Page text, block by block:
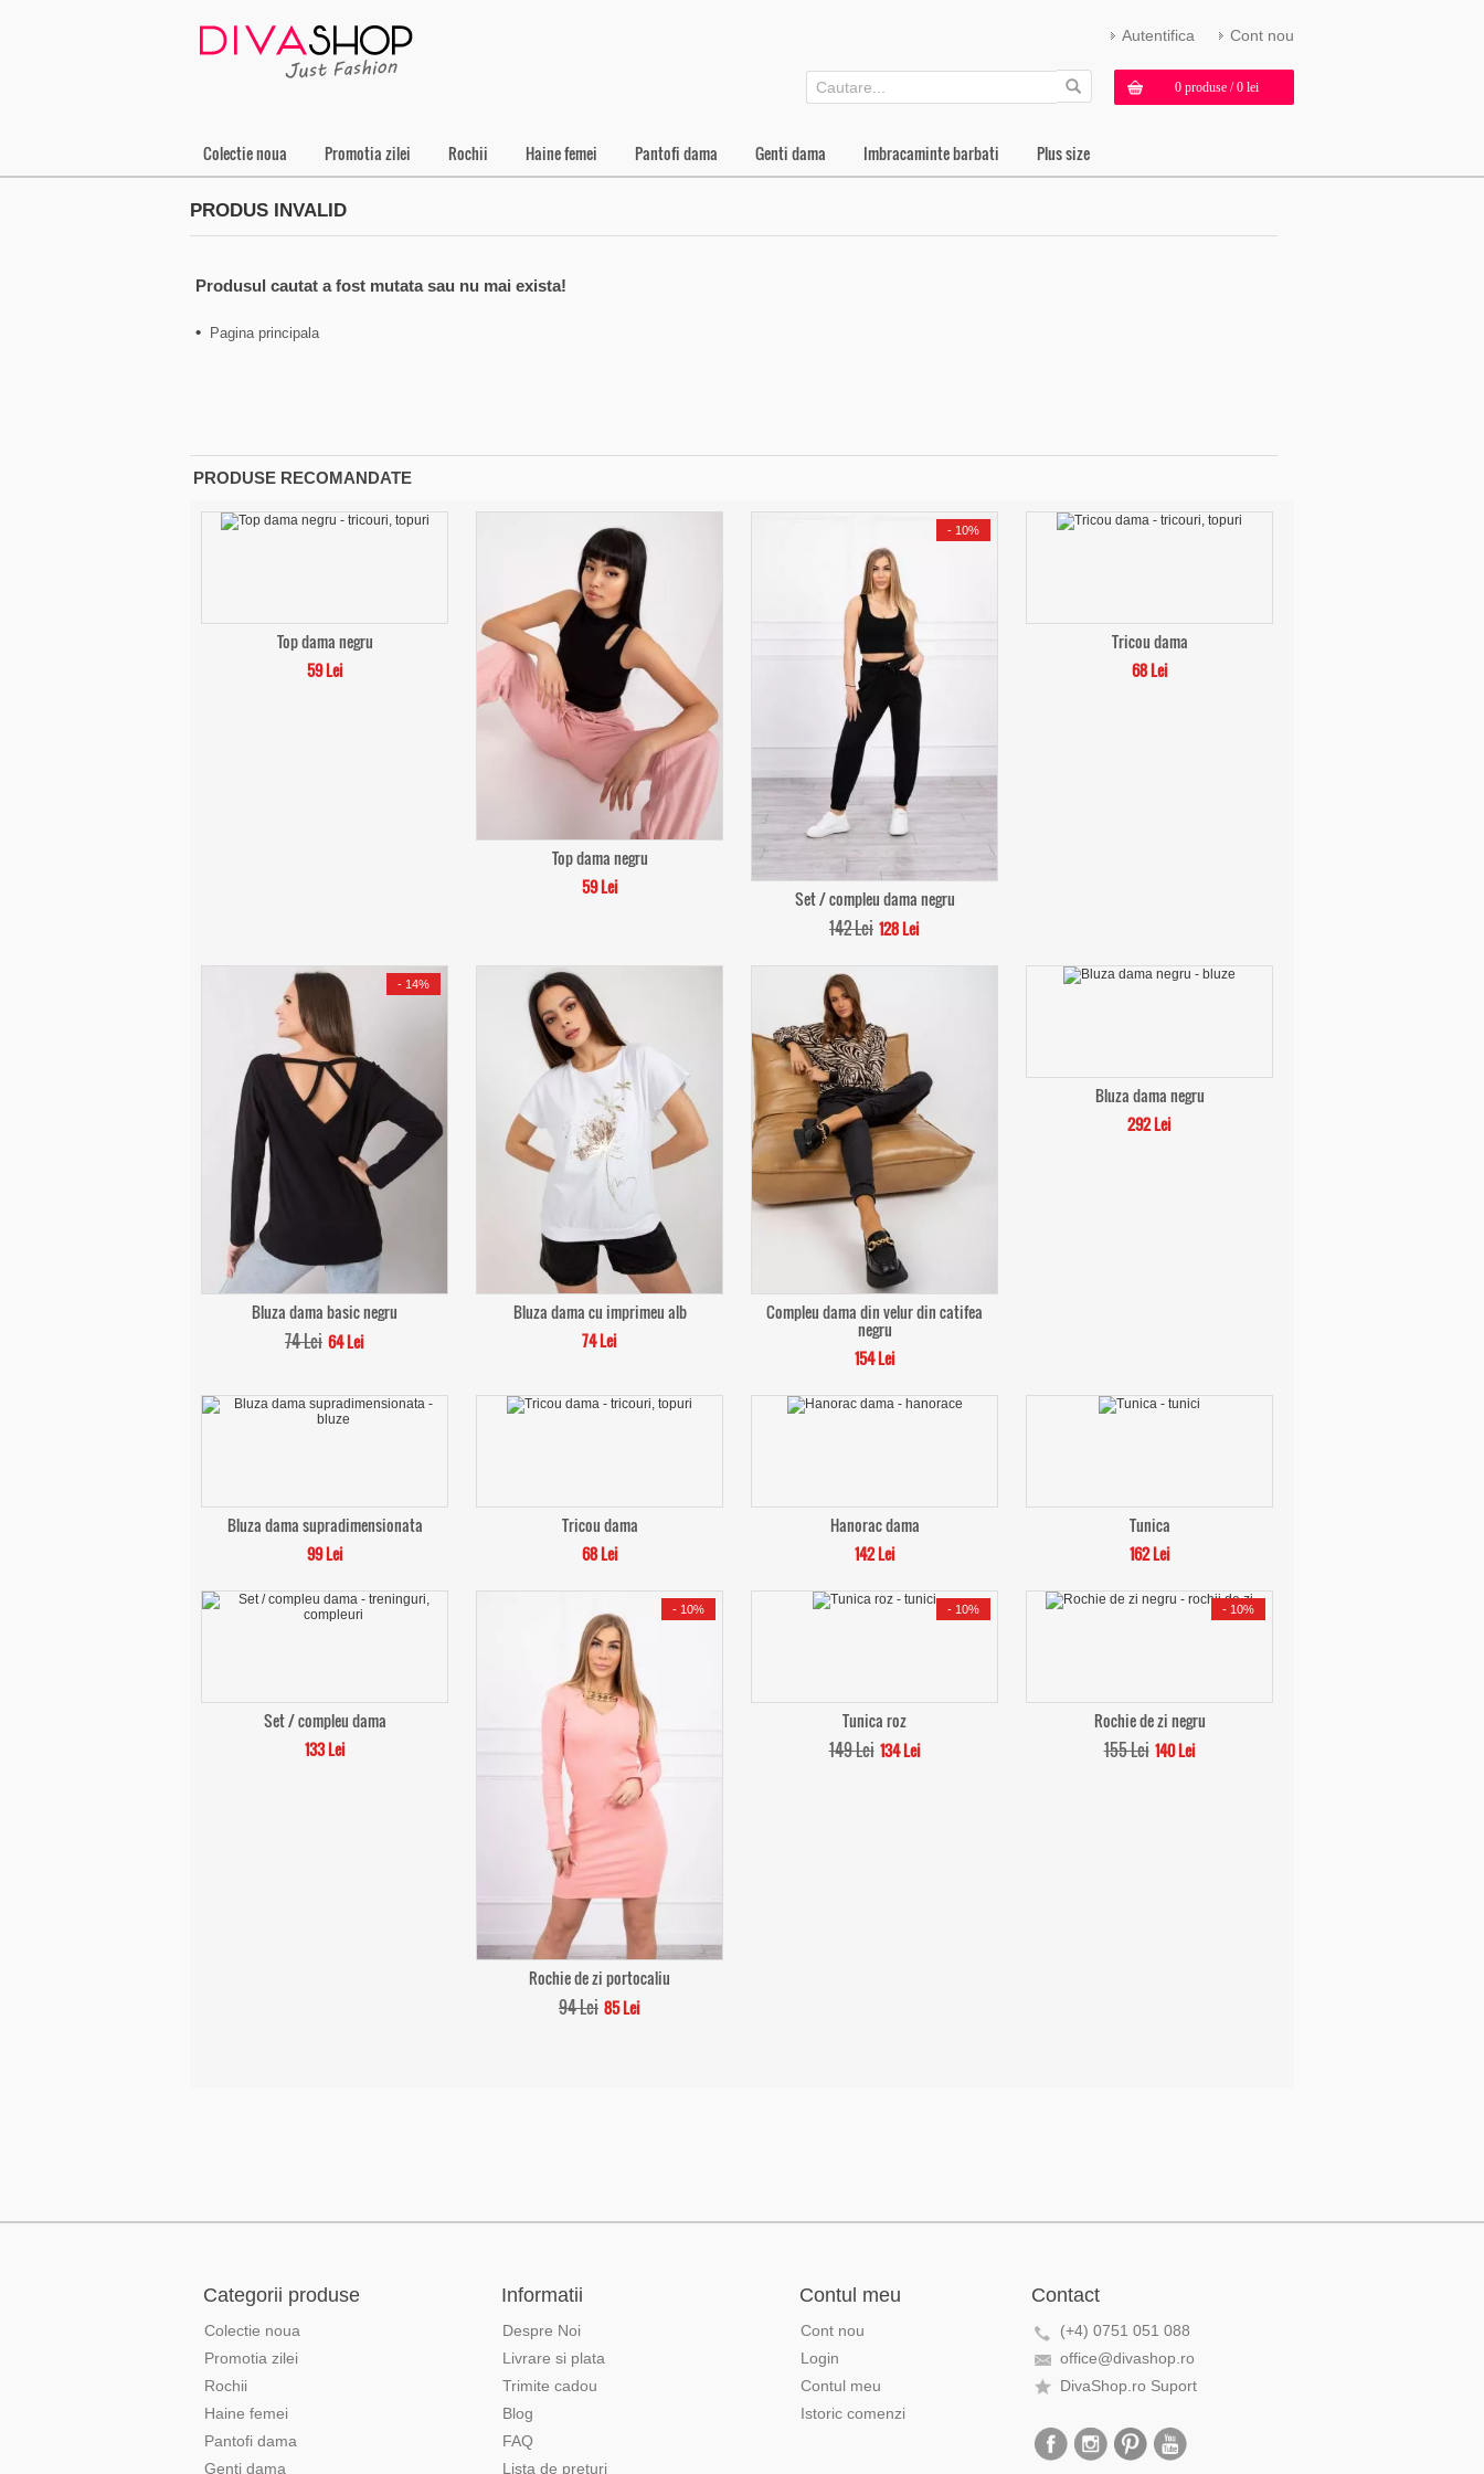
Autentifica Cont nou
0 produse / 0 lei
Colectie noua Promotia zilei Rochii Haine femei Pantofi dama Genti dama Imbracaminte barbati Plus size
PRODUS INVALID
Produsul cautat a fost mutata sau nu mai exista!
• Pagina principala
PRODUSE RECOMANDATE
Top dama negru
59 Lei
Top dama negru
59 Lei
- 10%
Set / compleu dama negru
142 Lei 128 Lei
Tricou dama
68 Lei
- 14%
Bluza dama basic negru
74 Lei 64 Lei
Bluza dama cu imprimeu alb
74 Lei
Compleu dama din velur din catifea
negru
154 Lei
Bluza dama negru
292 Lei
Bluza dama supradimensionata
99 Lei
Tricou dama
68 Lei
Hanorac dama
142 Lei
Tunica
162 Lei
Set / compleu dama
133 Lei
- 10%
Rochie de zi portocaliu
94 Lei 85 Lei
- 10%
Tunica roz
149 Lei 134 Lei
- 10%
Rochie de zi negru
155 Lei 140 Lei
Categorii produse
Colectie noua
Promotia zilei
Rochii
Haine femei
Pantofi dama
Genti dama
Informatii
Despre Noi
Livrare si plata
Trimite cadou
Blog
FAQ
Lista de preturi
Contul meu
Cont nou
Login
Contul meu
Istoric comenzi
Contact
(+4) 0751 051 088
office@divashop.ro
DivaShop.ro Suport